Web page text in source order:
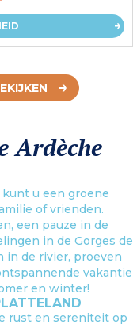
Ardèche
u een groene
of vrienden.
een pauze in de
in de Gorges de
in de rivier, proeven
vakantie
en winter!
rust en sereniteit op